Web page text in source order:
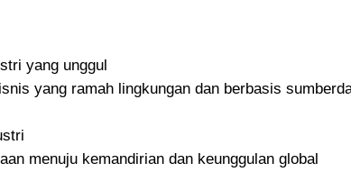
yang unggul
yang ramah lingkungan dan berbasis
menuju kemandirian dan keunggulan global